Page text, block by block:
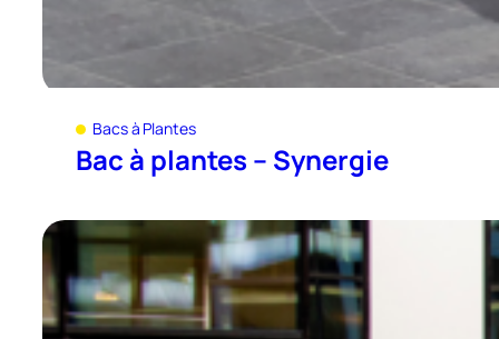
Bacs à Plantes
Bac à plantes – Synergie